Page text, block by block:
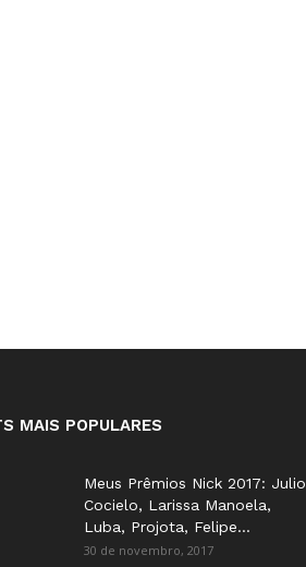
MAIS POPULARES
Meus Prêmios Nick 2017: Julio
Cocielo, Larissa Manoela,
Luba, Projota, Felipe...
30 de novembro, 2017